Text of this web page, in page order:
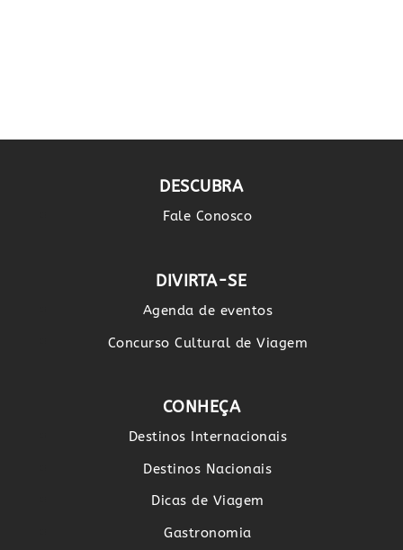
DESCUBRA
Fale Conosco
DIVIRTA-SE
Agenda de eventos
Concurso Cultural de Viagem
CONHEÇA
Destinos Internacionais
Destinos Nacionais
Dicas de Viagem
Gastronomia